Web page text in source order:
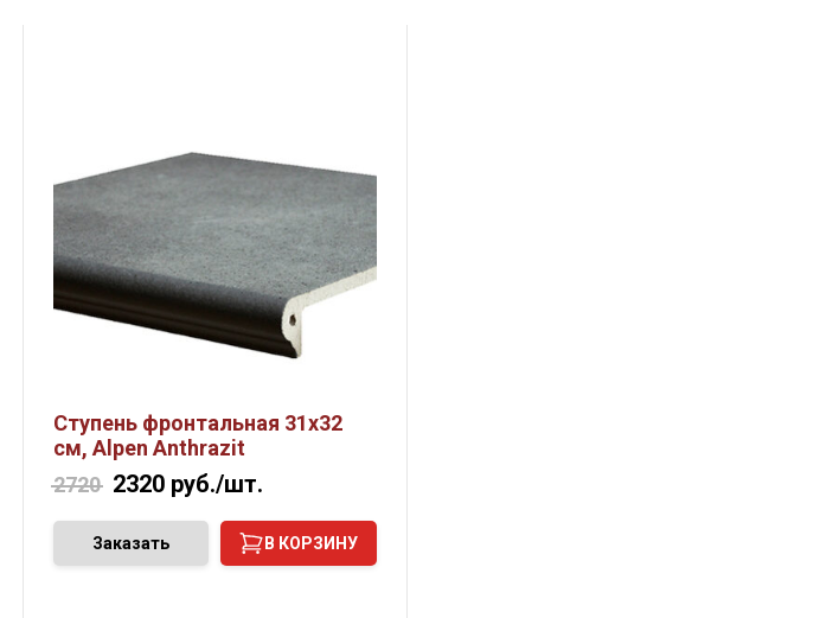
Ступень фронтальная 31х32
см, Alpen Anthrazit
2720 2320 руб./шт.
Заказать В КОРЗИНУ